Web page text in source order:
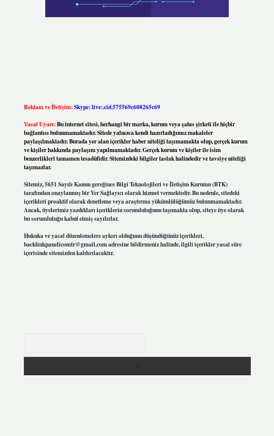
Reklam ve İletişim:Skype: live:.cid.575569c608265c69
Yasal Uyarı:Bu internet sitesi, herhangi bir marka, kurum veya şahıs şirketi ile hiçbir
bağlantısı bulunmamaktadır. Sitede yalnızca kendi hazırladığımız makaleler
paylaşılmaktadır. Burada yer alan içerikler haber niteliği taşımamakta olup, gerçek kurum
ve kişiler hakkında paylaşım yapılmamaktadır. Gerçek kurum ve kişiler ile isim
benzerlikleri tamamen tesadüfidir. Sitemizdeki bilgiler taslak halindedir ve tavsiye niteliği
taşımazlar.
Sitemiz, 5651 Sayılı Kanun gereğince Bilgi Teknolojileri ve İletişim Kurumu (BTK)
tarafından onaylanmış bir Yer Sağlayıcı olarak hizmet vermektedir. Bu nedenle, sitedeki
içerikleri proaktif olarak denetleme veya araştırma yükümlülüğümüz bulunmamaktadır.
Ancak, üyelerimiz yazdıkları içeriklerin sorumluluğunu taşımakta olup, siteye üye olarak
bu sorumluluğu kabul etmiş sayılırlar.
Hukuka ve yasal düzenlemelere aykırı olduğunu düşündüğünüz içerikleri,
backlinkpanelicomtr@gmail.comadresine bildirmeniz halinde, ilgili içerikler yasal süre
içerisinde sitemizden kaldırılacaktır.